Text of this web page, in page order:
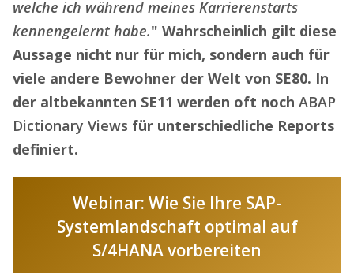
welche ich während meines Karrierenstarts
kennengelernt habe." Wahrscheinlich gilt diese
Aussage nicht nur für mich, sondern auch für
viele andere Bewohner der Welt von SE80. In
der altbekannten SE11 werden oft noch ABAP
Dictionary Views für unterschiedliche Reports
definiert.
Webinar: Wie Sie Ihre SAP-
Systemlandschaft optimal auf
S/4HANA vorbereiten